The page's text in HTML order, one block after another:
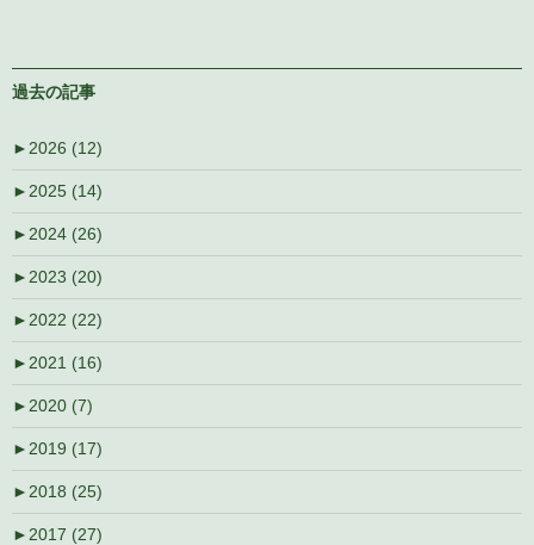
過去の記事
► 2026 (12)
► 2025 (14)
► 2024 (26)
► 2023 (20)
► 2022 (22)
► 2021 (16)
► 2020 (7)
► 2019 (17)
► 2018 (25)
► 2017 (27)